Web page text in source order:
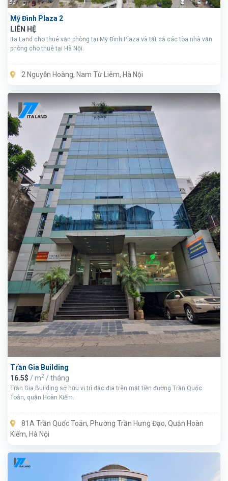
Mỹ Đình Plaza 2
LIÊN HỆ
Ita Land cho thuê văn phòng tại Mỹ Đình Plaza và tất cả các tòa nhà văn
phòng cho thuê tại Hà Nội.
2 Nguyễn Hoàng, Nam Từ Liêm, Hà Nội
Trần Gia Building
16.5$ / m2 / tháng
Trần Gia Building sở hữu vị trí đắc địa trên mặt tiền đường Trần Quốc
Toản, quận Hoàn Kiếm.
81A Trần Quốc Toản, Phường Trần Hưng Đạo, Quận Hoàn
Kiếm, Hà Nội